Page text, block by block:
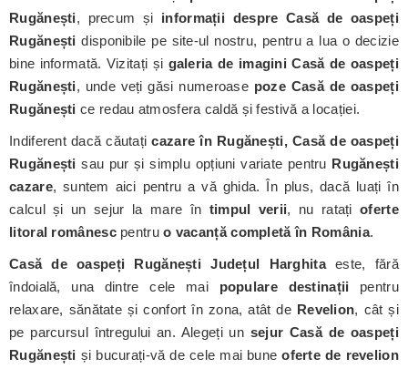
Rugănești, precum și informații despre Casă de oaspeți
Rugănești disponibile pe site-ul nostru, pentru a lua o decizie
bine informată. Vizitați și galeria de imagini Casă de oaspeți
Rugănești, unde veți găsi numeroase poze Casă de oaspeți
Rugănești ce redau atmosfera caldă și festivă a locației.
Indiferent dacă căutațicazare în Rugănești, Casă de oaspeți
Rugănești sau pur și simplu opțiuni variate pentru Rugănești
cazare, suntem aici pentru a vă ghida. În plus, dacă luați în
calcul și un sejur la mare în timpul verii, nu ratațioferte
litoral românescpentruo vacanță completă în România.
Casă de oaspeți Rugănești Județul Harghitaeste, fără
îndoială, una dintre cele mai populare destinații pentru
relaxare, sănătate și confort în zona, atât de Revelion, cât și
pe parcursul întregului an. Alegeți un sejur Casă de oaspeți
Rugănești și bucurați-vă de cele mai buneoferte de revelion